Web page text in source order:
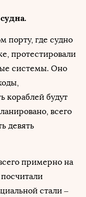
порту, где судно
протестировали
системы. Оно
кораблей будут
всего
девять
примерно на
стали –